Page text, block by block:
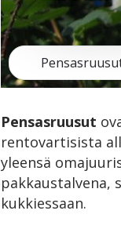
Pensasruusut
rentovartisista
yleensä
pakkaustalvena,
kukkiessaan.